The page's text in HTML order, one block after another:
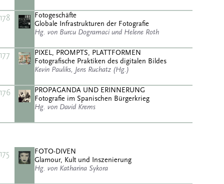
178
Fotogeschäfte
Globale Infrastrukturen der Fotografie
Hg. von Burcu Dogramaci und Helene Roth
177
PIXEL, PROMPTS, PLATTFORMEN
Fotografische Praktiken des digitalen Bildes
Kevin Pauliks, Jens Ruchatz (Hg.)
176
PROPAGANDA UND ERINNERUNG
Fotografie im Spanischen Bürgerkrieg
Hg. von David Krems
175
FOTO-DIVEN
Glamour, Kult und Inszenierung
Hg. von Katharina Sykora